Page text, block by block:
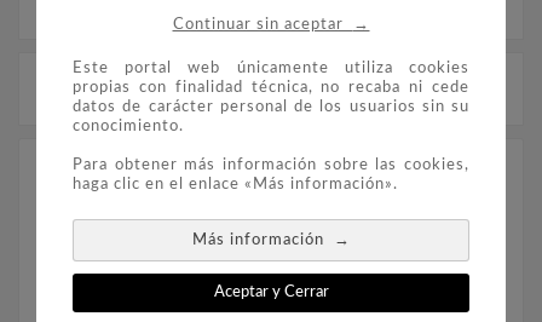
Continuar sin aceptar →
Este portal web únicamente utiliza cookies
propias con finalidad técnica, no recaba ni cede
datos de carácter personal de los usuarios sin su
conocimiento.
Para obtener más información sobre las cookies,
haga clic en el enlace «Más información».
Más información →
Aceptar y Cerrar
Detalles del producto
5ª Edición de este Catálogo, que amplia el estudio del
coleccionismo de Billetes de Banco, añadiendo nuevos
de serie de cada año, variedad de pruebas de billetes
y revisión del periodo colonial, actualización de
billetes de la Unión Europea... En definitiva un
Catálogo actualizado, completo y adaptado a las
tendencias recogidas en el mercado actual. Edición